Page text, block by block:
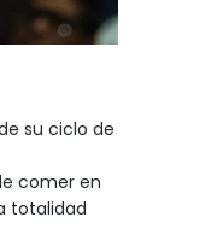
su ciclo de
comer en
totalidad